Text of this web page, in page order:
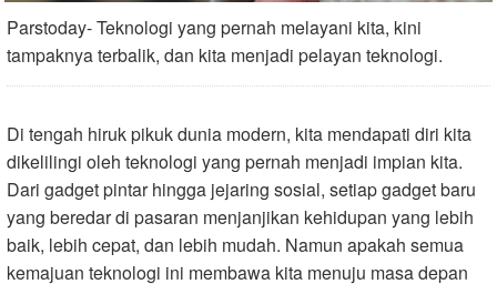
Parstoday- Teknologi yang pernah melayani kita, kini
tampaknya terbalik, dan kita menjadi pelayan teknologi.
Di tengah hiruk pikuk dunia modern, kita mendapati diri kita
dikelilingi oleh teknologi yang pernah menjadi impian kita.
Dari gadget pintar hingga jejaring sosial, setiap gadget baru
yang beredar di pasaran menjanjikan kehidupan yang lebih
baik, lebih cepat, dan lebih mudah. Namun apakah semua
kemajuan teknologi ini membawa kita menuju masa depan